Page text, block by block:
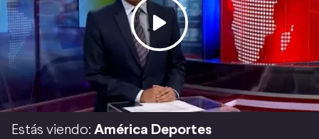
Estás viendo: América Deportes